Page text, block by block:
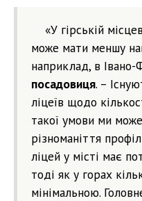
«У гірській
може мати меншу
наприклад, в Івано-
посадовиця. –
ліцеїв щодо
такої умови ми
різноманіття
ліцей у місті має
тоді як у горах
мінімальною.